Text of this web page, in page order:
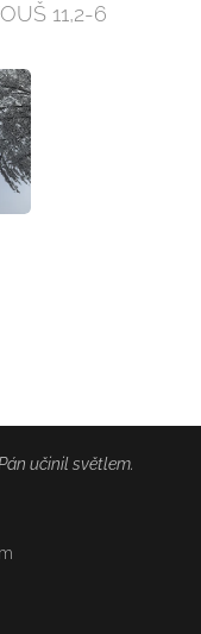
11,2-6
učinil světlem.